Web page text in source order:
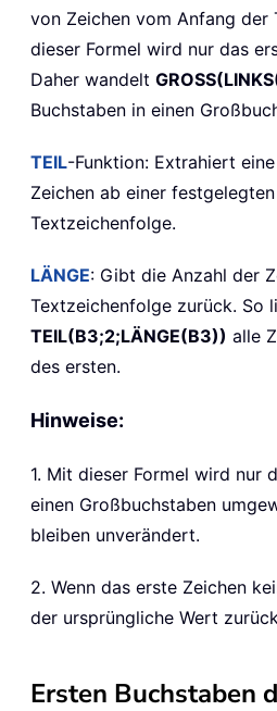
von Zeichen vom Anfang der
dieser Formel wird nur das
Daher wandelt
Buchstaben in einen
TEIL-Funktion: Extrahiert
Zeichen ab einer
Textzeichenfolge.
LÄNGE: Gibt die Anzahl der
Textzeichenfolge zurück. So
TEIL(B3;2;LÄNGE(B3)) alle
des ersten.
Hinweise:
1. Mit dieser Formel wird nur
einen Großbuchstaben
bleiben unverändert.
2. Wenn das erste Zeichen
der ursprüngliche Wert
Ersten Buchstaben